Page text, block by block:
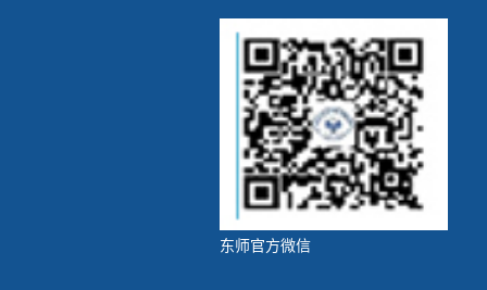
东师官方微信